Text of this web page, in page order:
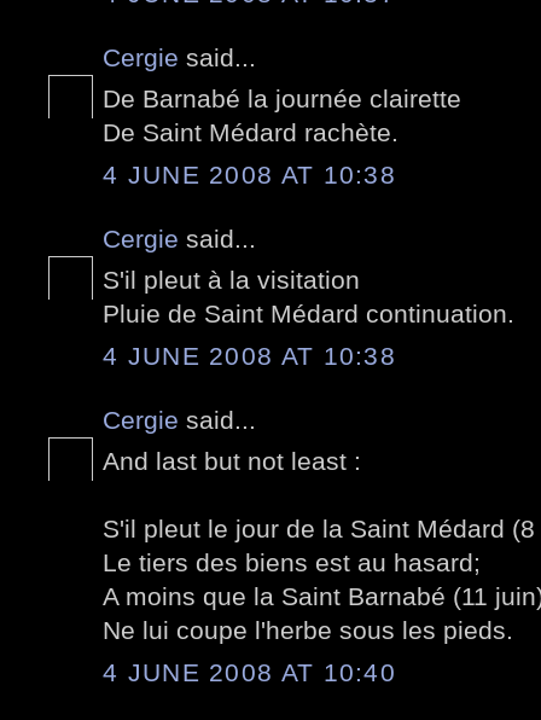
Cergie said...
De Barnabé la journée clairette
De Saint Médard rachète.
4 JUNE 2008 AT 10:38
Cergie said...
S'il pleut à la visitation
Pluie de Saint Médard continuation.
4 JUNE 2008 AT 10:38
Cergie said...
And last but not least :
S'il pleut le jour de la Saint Médard
Le tiers des biens est au hasard;
A moins que la Saint Barnabé (11
Ne lui coupe l'herbe sous les pieds.
4 JUNE 2008 AT 10:40